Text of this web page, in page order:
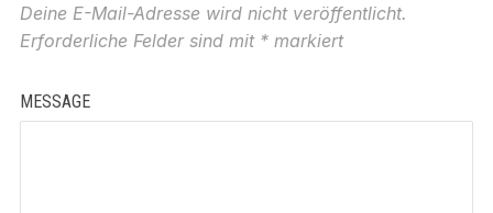
Deine E-Mail-Adresse wird nicht veröffentlicht.
Erforderliche Felder sind mit *markiert
MESSAGE